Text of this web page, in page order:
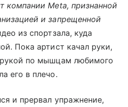
компании Meta, признанной
и запрещенной
из спортзала, куда
Пока артист качал руки,
по мышцам любимого
его в плечо.
и прервал упражнение,